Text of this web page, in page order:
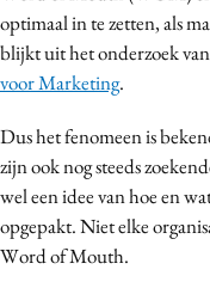
Customer Experience
Data & Insights
Design
Diversiteit
Effectiviteit
Gedragsverandering
Influencer marketing
optimaal in te zetten, als
blijkt uit het onderzoek van
voor Marketing.
Dus het fenomeen is
zijn ook nog steeds
wel een idee van hoe en
opgepakt. Niet elke
Word of Mouth.